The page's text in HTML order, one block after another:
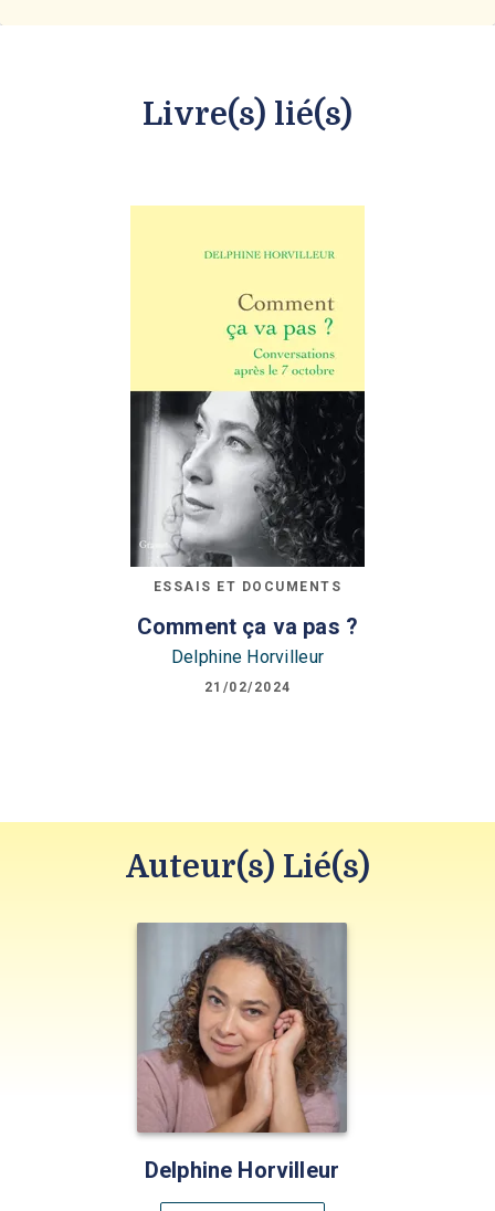
Livre(s) lié(s)
ESSAIS ET DOCUMENTS
Comment ça va pas ?
Delphine Horvilleur
21/02/2024
Auteur(s) Lié(s)
Delphine Horvilleur